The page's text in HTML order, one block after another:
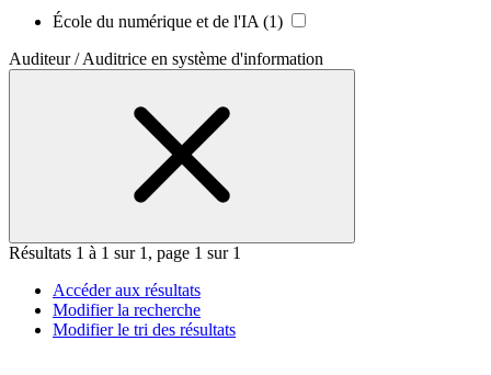
École du numérique et de l'IA (1)
Auditeur / Auditrice en système d'information
Résultats 1 à 1 sur 1, page 1 sur 1
Accéder aux résultats
Modifier la recherche
Modifier le tri des résultats